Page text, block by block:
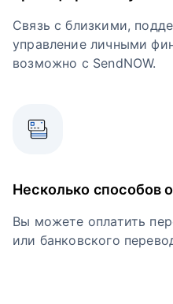
Связь с близкими,
управление личными
возможно с SendNOW.
Несколько способов
Вы можете оплатить
или банковского